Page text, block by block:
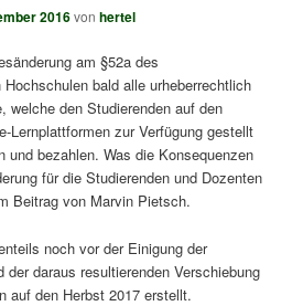
2016vonhertel
am §52a des
bald alle urheberrechtlich
welche den Studierenden auf den
Lernplattformen zur Verfügung gestellt
und bezahlen. Was die Konsequenzen
für die Studierenden und Dozenten
Beitrag von Marvin Pietsch.
noch vor der Einigung der
der daraus resultierenden Verschiebung
auf den Herbst 2017 erstellt.